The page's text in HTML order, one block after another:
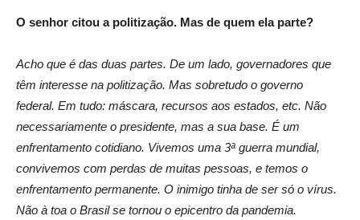
O senhor citou a politização. Mas de quem ela parte?
Acho que é das duas partes. De um lado, governadores que
têm interesse na politização. Mas sobretudo o governo
federal. Em tudo: máscara, recursos aos estados, etc. Não
necessariamente o presidente, mas a sua base. É um
enfrentamento cotidiano. Vivemos uma 3ª guerra mundial,
convivemos com perdas de muitas pessoas, e temos o
enfrentamento permanente. O inimigo tinha de ser só o vírus.
Não à toa o Brasil se tornou o epicentro da pandemia.